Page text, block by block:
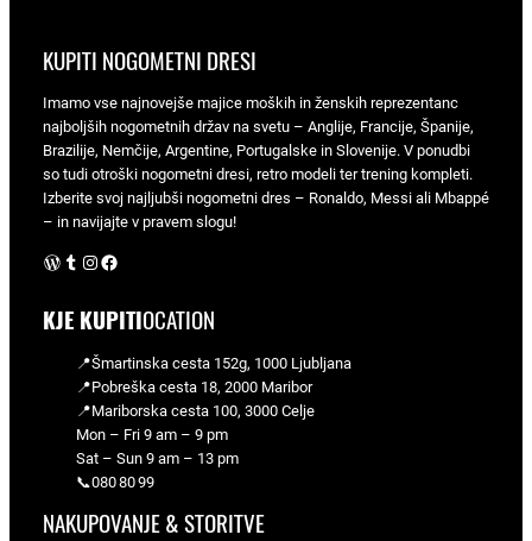
KUPITI NOGOMETNI DRESI
Imamo vse najnovejše majice moških in ženskih reprezentanc
najboljših nogometnih držav na svetu – Anglije, Francije, Španije,
Brazilije, Nemčije, Argentine, Portugalske in Slovenije. V ponudbi
so tudi otroški nogometni dresi, retro modeli ter trening kompleti.
Izberite svoj najljubši nogometni dres – Ronaldo, Messi ali Mbappé
– in navijajte v pravem slogu!
WordPress Instagram Facebook
KJE KUPITIOCATION
📍Šmartinska cesta 152g, 1000 Ljubljana
📍Pobreška cesta 18, 2000 Maribor
📍Mariborska cesta 100, 3000 Celje
Mon – Fri 9 am – 9 pm
Sat – Sun 9 am – 13 pm
📞080 80 99
NAKUPOVANJE & STORITVE